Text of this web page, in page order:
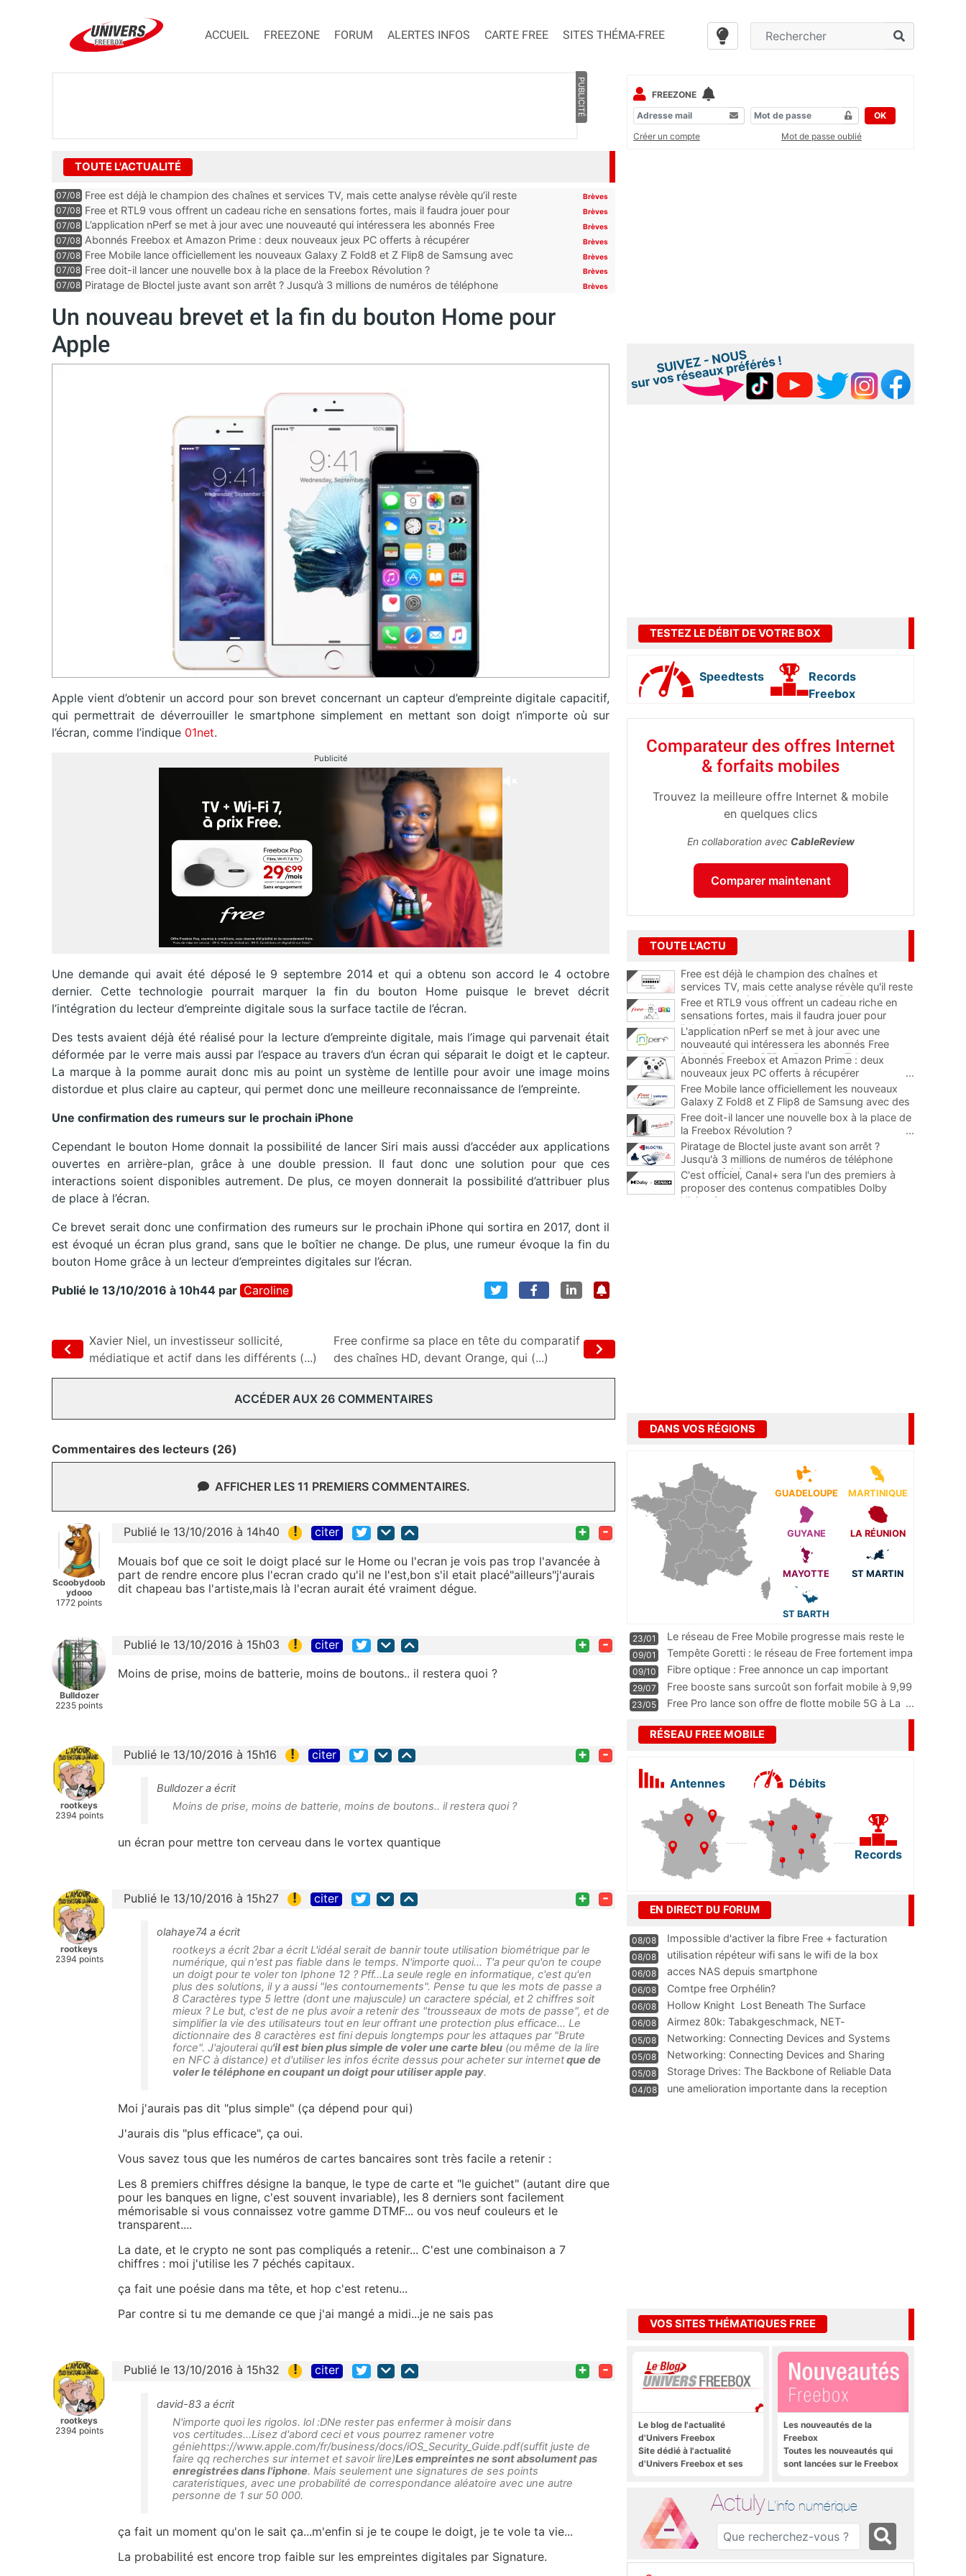
ACCUEIL FREEZONE FORUM ALERTES INFOS CARTE FREE SITES THÉMA-FREE
PUBLICITÉ
TOUTE L'ACTUALITÉ
07/08 Free est déjà le champion des chaînes et services TV, mais cette analyse révèle qu’il reste
encore au moin...
Brèves
07/08 Free et RTL9 vous offrent un cadeau riche en sensations fortes, mais il faudra jouer pour
l’obtenir
Brèves
07/08 L’application nPerf se met à jour avec une nouveauté qui intéressera les abonnés Free
Mobile, Orange, SFR ...
Brèves
07/08 Abonnés Freebox et Amazon Prime : deux nouveaux jeux PC offerts à récupérer Brèves
07/08 Free Mobile lance officiellement les nouveaux Galaxy Z Fold8 et Z Flip8 de Samsung avec
des promos et des cadeaux
Brèves
07/08 Free doit-il lancer une nouvelle box à la place de la Freebox Révolution ? Brèves
07/08 Piratage de Bloctel juste avant son arrêt ? Jusqu’à 3 millions de numéros de téléphone
Brèves
Un nouveau brevet et la fin du bouton Home pour
Apple
Apple vient d’obtenir un accord pour son brevet concernant un capteur d’empreinte digitale capacitif,
qui permettrait de déverrouiller le smartphone simplement en mettant son doigt n’importe où sur
l’écran, comme l’indique 01net.
Publicité
Une demande qui avait été déposé le 9 septembre 2014 et qui a obtenu son accord le 4 octobre
dernier. Cette technologie pourrait marquer la fin du bouton Home puisque le brevet décrit
l’intégration du lecteur d’empreinte digitale sous la surface tactile de l’écran.
Des tests avaient déjà été réalisé pour la lecture d’empreinte digitale, mais l’image qui parvenait était
déformée par le verre mais aussi par l’espace au travers d’un écran qui séparait le doigt et le capteur.
La marque à la pomme aurait donc mis au point un système de lentille pour avoir une image moins
distordue et plus claire au capteur, qui permet donc une meilleure reconnaissance de l’empreinte.
Une confirmation des rumeurs sur le prochain iPhone
Cependant le bouton Home donnait la possibilité de lancer Siri mais aussi d’accéder aux applications
ouvertes en arrière-plan, grâce à une double pression. Il faut donc une solution pour que ces
interactions soient disponibles autrement. De plus, ce moyen donnerait la possibilité d’attribuer plus
de place à l’écran.
Ce brevet serait donc une confirmation des rumeurs sur le prochain iPhone qui sortira en 2017, dont il
est évoqué un écran plus grand, sans que le boîtier ne change. De plus, une rumeur évoque la fin du
bouton Home grâce à un lecteur d’empreintes digitales sur l’écran.
Publié le 13/10/2016 à 10h44 par Caroline
Xavier Niel, un investisseur sollicité,
médiatique et actif dans les différents (...)
Free confirme sa place en tête du comparatif
des chaînes HD, devant Orange, qui (...)
ACCÉDER AUX 26 COMMENTAIRES
Commentaires des lecteurs (26)
AFFICHER LES 11 PREMIERS COMMENTAIRES.
Scoobydoob
ydooo
1772 points
Publié le 13/10/2016 à 14h40 ! citer + -
Mouais bof que ce soit le doigt placé sur le Home ou l'ecran je vois pas trop l'avancée à
part de rendre encore plus l'ecran crado qu'il ne l'est,bon s'il etait placé"ailleurs"j'aurais
dit chapeau bas l'artiste,mais là l'ecran aurait été vraiment dégue.
Bulldozer
2235 points
Publié le 13/10/2016 à 15h03 ! citer + -
Moins de prise, moins de batterie, moins de boutons.. il restera quoi ?
rootkeys
2394 points
Publié le 13/10/2016 à 15h16 ! citer + -
Bulldozer a écrit
Moins de prise, moins de batterie, moins de boutons.. il restera quoi ?
un écran pour mettre ton cerveau dans le vortex quantique
rootkeys
2394 points
Publié le 13/10/2016 à 15h27 ! citer + -
olahaye74 a écrit
rootkeys a écrit 2bar a écrit L'idéal serait de bannir toute utilisation biométrique par le
numérique, qui n'est pas fiable dans le temps. N'importe quoi... T'a peur qu'on te coupe
un doigt pour te voler ton Iphone 12 ? Pff...La seule regle en informatique, c'est qu'en
plus des solutions, il y a aussi "les contournements". Pense tu que les mots de passe a
8 Caractères type 5 lettre (dont une majuscule) un caractere spécial, et 2 chiffres soit
mieux ? Le but, c'est de ne plus avoir a retenir des "trousseaux de mots de passe", et de
simplifier la vie des utilisateurs tout en leur offrant une protection plus efficace... Le
dictionnaire des 8 caractères est fini depuis longtemps pour les attaques par "Brute
force". J'ajouterai qu'il est bien plus simple de voler une carte bleu (ou même de la lire
en NFC à distance) et d'utiliser les infos écrite dessus pour acheter sur internetque de
voler le téléphone en coupant un doigt pour utiliser apple pay.
Moi j'aurais pas dit "plus simple" (ça dépend pour qui)
J'aurais dis "plus efficace", ça oui.
Vous savez tous que les numéros de cartes bancaires sont très facile a retenir :
Les 8 premiers chiffres désigne la banque, le type de carte et "le guichet" (autant dire que
pour les banques en ligne, c'est souvent invariable), les 8 derniers sont facilement
mémorisable si vous connaissez votre gamme DTMF... ou vos neuf couleurs et le
transparent....
La date, et le crypto ne sont pas compliqués a retenir... C'est une combinaison a 7
chiffres : moi j'utilise les 7 péchés capitaux.
ça fait une poésie dans ma tête, et hop c'est retenu...
Par contre si tu me demande ce que j'ai mangé a midi...je ne sais pas
rootkeys
2394 points
Publié le 13/10/2016 à 15h32 ! citer + -
david-83 a écrit
N'importe quoi les rigolos. lol :DNe rester pas enfermer à moisir dans
vos certitudes...Lisez d'abord ceci et vous pourrez ramener votre
géniehttps://www.apple.com/fr/business/docs/iOS_Security_Guide.pdf(suffit juste de
faire qq recherches sur internet et savoir lire)Les empreintes ne sont absolument pas
enregistrées dans l'iphone. Mais seulement une signatures de ses points
carateristiques, avec une probabilité de correspondance aléatoire avec une autre
personne de 1 sur 50 000.
ça fait un moment qu'on le sait ça...m'enfin si je te coupe le doigt, je te vole ta vie...
La probabilité est encore trop faible sur les empreintes digitales par Signature.
FREEZONE
OK
Créer un compte
Mot de passe oublié
TESTEZ LE DÉBIT DE VOTRE BOX
Speedtests
Records
Freebox
Comparateur des offres Internet
& forfaits mobiles
Trouvez la meilleure offre Internet & mobile
en quelques clics
En collaboration avec CableReview
Comparer maintenant
TOUTE L'ACTU
Free est déjà le champion des chaînes et
services TV, mais cette analyse révèle qu'il reste
encore au moins 141 ajouts possibles
Free et RTL9 vous offrent un cadeau riche en
sensations fortes, mais il faudra jouer pour
l'obtenir
L'application nPerf se met à jour avec une
nouveauté qui intéressera les abonnés Free
Mobile, Orange, SFR et Bouygues Telecom
Abonnés Freebox et Amazon Prime : deux
nouveaux jeux PC offerts à récupérer
...
Free Mobile lance officiellement les nouveaux
Galaxy Z Fold8 et Z Flip8 de Samsung avec des
promos et des cadeaux
...
Free doit-il lancer une nouvelle box à la place de
la Freebox Révolution ?
...
Piratage de Bloctel juste avant son arrêt ?
Jusqu'à 3 millions de numéros de téléphone
auraient fuité
C'est officiel, Canal+ sera l'un des premiers à
proposer des contenus compatibles Dolby
Vision 2
DANS VOS RÉGIONS
GUADELOUPE MARTINIQUE
GUYANE LA RÉUNION
MAYOTTE ST MARTIN
ST BARTH
23/01
Le réseau de Free Mobile progresse mais reste le
m
...
09/01
Tempête Goretti : le réseau de Free fortement impa
09/10
Fibre optique : Free annonce un cap important
pass
...
29/07
Free booste sans surcoût son forfait mobile à 9,99
23/05 Free Pro lance son offre de flotte mobile 5G à La ...
RÉSEAU FREE MOBILE
Antennes Débits
Records
EN DIRECT DU FORUM
08/08
Impossible d'activer la fibre Free + facturation
résiliation
08/08 utilisation répéteur wifi sans le wifi de la box
06/08 acces NAS depuis smartphone
06/08 Comtpe free Orphélin?
06/08 Hollow Knight  Lost Beneath The Surface
06/08
Airmez 80k: Tabakgeschmack, NET-
Technologie und Leistung im
05/08 Networking: Connecting Devices and Systems
05/08
Networking: Connecting Devices and Sharing
Information
05/08
Storage Drives: The Backbone of Reliable Data
Management
04/08
une amelioration importante dans la reception
VOS SITES THÉMATIQUES FREE
Le blog de l'actualité
d'Univers Freebox
Site dédié à l'actualité
d'Univers Freebox et ses
thématiques Actuly, à
Freezone, etc.
Les nouveautés de la
Freebox
Toutes les nouveautés qui
sont lancées sur le Freebox
Actuly L'info numérique